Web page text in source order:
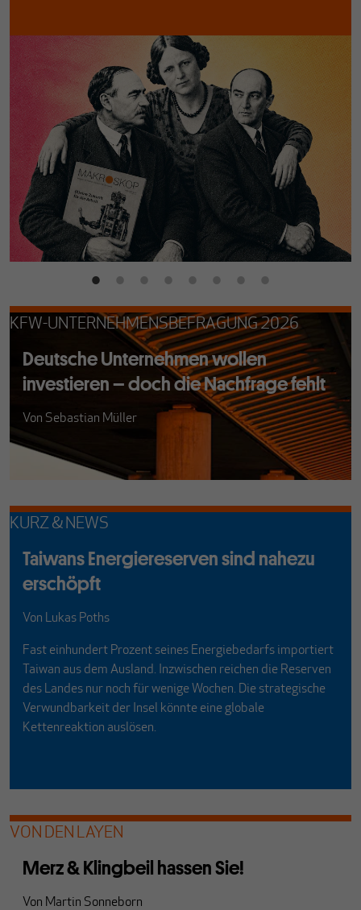
KFW-UNTERNEHMENSBEFRAGUNG 2026
Deutsche Unternehmen wollen
investieren – doch die Nachfrage fehlt
Von Sebastian Müller
KURZ & NEWS
Taiwans Energiereserven sind nahezu
erschöpft
Von Lukas Poths
Fast einhundert Prozent seines Energiebedarfs importiert
Taiwan aus dem Ausland. Inzwischen reichen die Reserven
des Landes nur noch für wenige Wochen. Die strategische
Verwundbarkeit der Insel könnte eine globale
Kettenreaktion auslösen.
VON DEN LAYEN
Merz & Klingbeil hassen Sie!
Von Martin Sonneborn